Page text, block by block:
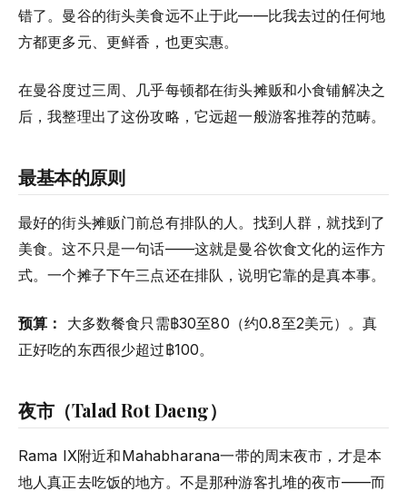
错了。曼谷的街头美食远不止于此——比我去过的任何地
方都更多元、更鲜香，也更实惠。
在曼谷度过三周、几乎每顿都在街头摊贩和小食铺解决之
后，我整理出了这份攻略，它远超一般游客推荐的范畴。
最基本的原则
最好的街头摊贩门前总有排队的人。找到人群，就找到了
美食。这不只是一句话——这就是曼谷饮食文化的运作方
式。一个摊子下午三点还在排队，说明它靠的是真本事。
预算：
大多数餐食只需฿30至80（约0.8至2美元）。真
正好吃的东西很少超过฿100。
夜市（Talad Rot Daeng）
Rama IX附近和Mahabharana一带的周末夜市，才是本
地人真正去吃饭的地方。不是那种游客扎堆的夜市——而